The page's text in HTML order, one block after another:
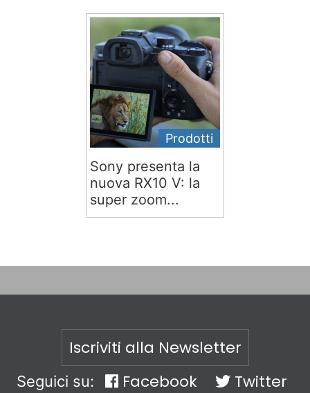
Prodotti
Sony presenta la
nuova RX10 V: la
super zoom...
Iscriviti alla Newsletter
Seguici su: Facebook
Twitter